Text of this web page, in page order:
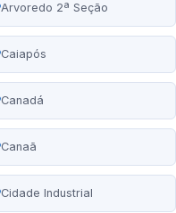
Arvoredo 2ª Seção
Caiapós
Canadá
Canaã
Cidade Industrial